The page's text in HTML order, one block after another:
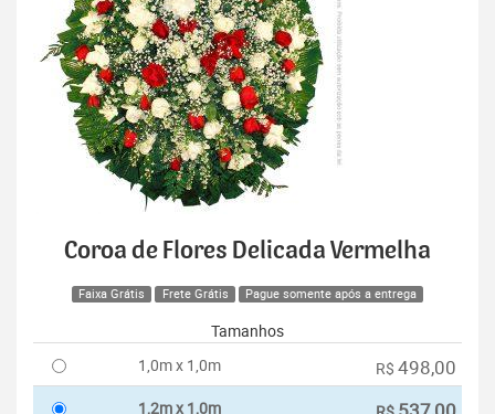
Coroa de Flores Delicada Vermelha
Faixa Grátis Frete Grátis Pague somente após a entrega
Tamanhos
1,0m x 1,0m
R$ 498,00
1,2m x 1,0m